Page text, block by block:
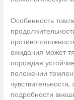
Особенность
ожидания может
порождая
положении
подробности